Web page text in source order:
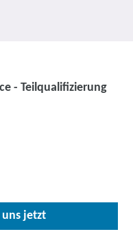
- Teilqualifizierung
jetzt